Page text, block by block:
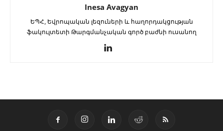
Inesa Avagyan
ԵՊՀ, Եվրոպական լեզուների և հաղորդակցության
ֆակուլտետի Թարգմանչական գործ բաժնի ուսանող